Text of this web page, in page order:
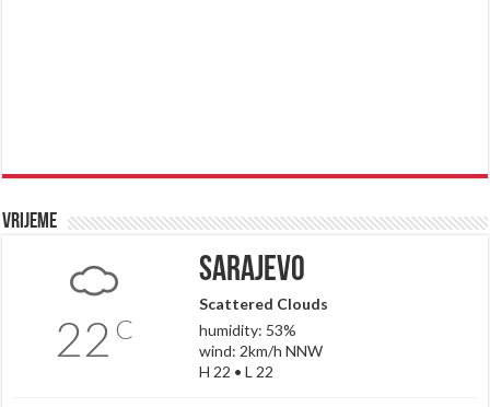
Vrijeme
22 C
Sarajevo
Scattered Clouds
humidity: 53%
wind: 2km/h NNW
H 22 • L 22